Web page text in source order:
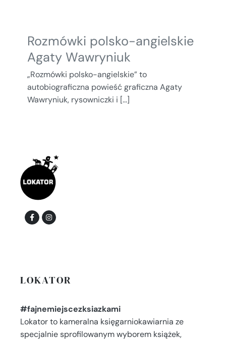
Rozmówki polsko-angielskie
Agaty Wawryniuk
„Rozmówki polsko-angielskie” to
autobiograficzna powieść graficzna Agaty
Wawryniuk, rysowniczki i [...]
LOKATOR
#fajnemiejscezksiazkami
Lokator to kameralna księgarniokawiarnia ze
specjalnie sprofilowanym wyborem książek,